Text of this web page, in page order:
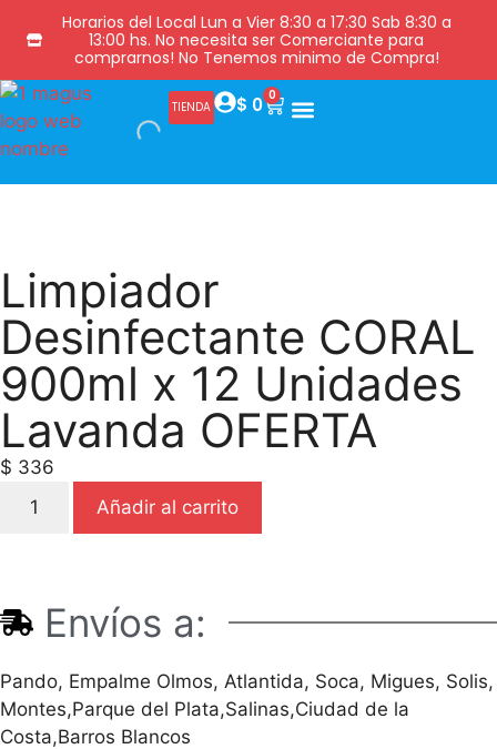
Horarios del Local Lun a Vier 8:30 a 17:30 Sab 8:30 a
13:00 hs. No necesita ser Comerciante para
comprarnos! No Tenemos minimo de Compra!
TIENDA $ 0 0
Limpiador
Desinfectante CORAL
900ml x 12 Unidades
Lavanda OFERTA
$ 336
Añadir al carrito
Envíos a:
Pando, Empalme Olmos, Atlantida, Soca, Migues, Solis,
Montes,Parque del Plata,Salinas,Ciudad de la
Costa,Barros Blancos